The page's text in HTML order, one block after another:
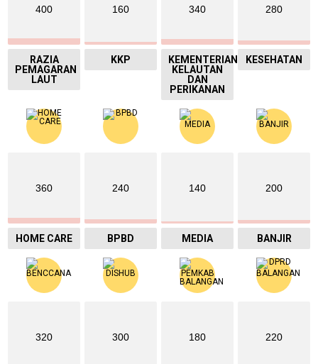
400
RAZIA
PEMAGARAN
LAUT
160
KKP
340
KEMENTERIAN
KELAUTAN
DAN
PERIKANAN
280
KESEHATAN
360
HOME CARE
240
BPBD
140
MEDIA
200
BANJIR
320 300 180 220